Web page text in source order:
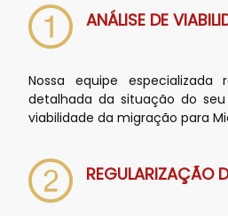
ANÁLISE DE
Nossa equipe especializada
detalhada da situação do
viabilidade da migração para
REGULARIZAÇÃO